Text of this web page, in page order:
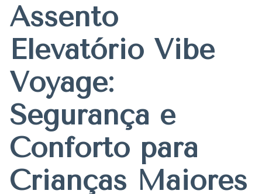
Assento
Elevatório Vibe
Voyage:
Segurança e
Conforto para
Crianças Maiores